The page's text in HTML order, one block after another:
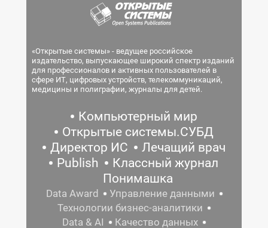
«Открытые системы» - ведущее российское
издательство, выпускающее широкий спектр изданий
для профессионалов и активных пользователей в
сфере ИТ, цифровых устройств, телекоммуникаций,
медицины и полиграфии, журналы для детей.
Компьютерный мир
Открытые системы.СУБД
Директор ИС
Лечащий врач
Publish
Классный журнал
Понимашка
Data Award
Управление данными
Технологии бизнес-аналитики
Data & AI
Качество данных